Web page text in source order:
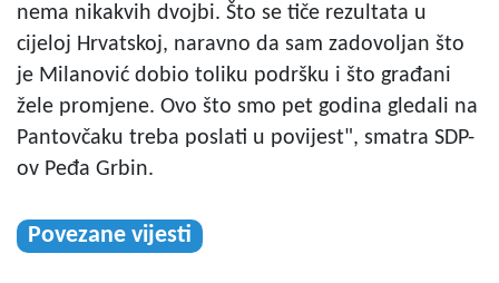
nema nikakvih dvojbi. Što se tiče rezultata u
cijeloj Hrvatskoj, naravno da sam zadovoljan što
je Milanović dobio toliku podršku i što građani
žele promjene. Ovo što smo pet godina gledali na
Pantovčaku treba poslati u povijest", smatra SDP-
ov Peđa Grbin.
Povezane vijesti